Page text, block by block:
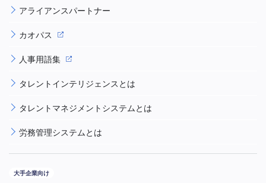
アライアンスパートナー
カオパス
人事用語集
タレントインテリジェンスとは
タレントマネジメントシステムとは
労務管理システムとは